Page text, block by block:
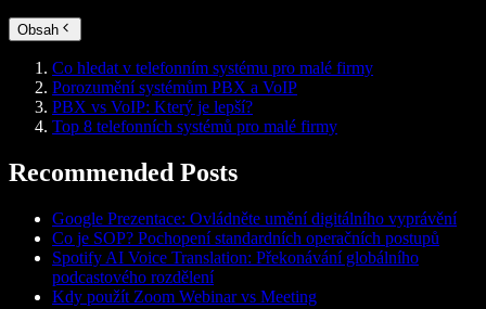
Obsah
Co hledat v telefonním systému pro malé firmy
Porozumění systémům PBX a VoIP
PBX vs VoIP: Který je lepší?
Top 8 telefonních systémů pro malé firmy
Recommended Posts
Google Prezentace: Ovládněte umění digitálního vyprávění
Co je SOP? Pochopení standardních operačních postupů
Spotify AI Voice Translation: Překonávání globálního
podcastového rozdělení
Kdy použít Zoom Webinar vs Meeting